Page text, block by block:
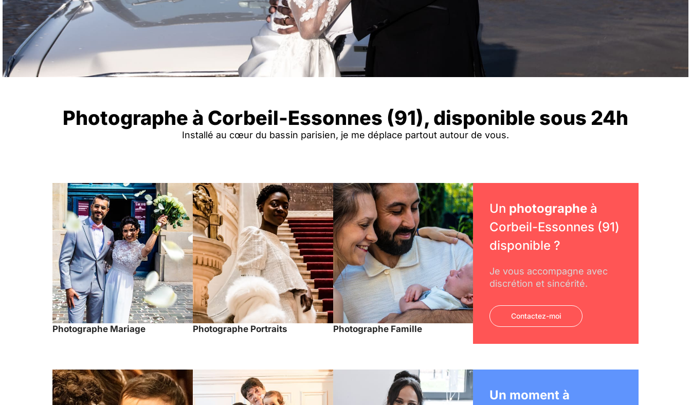
Photographe à Corbeil-Essonnes (91), disponible sous 24h
Installé au cœur du bassin parisien, je me déplace partout autour de vous.
Photographe Mariage Photographe Portraits Photographe Famille
Un photographe à
Corbeil-Essonnes (91)
disponible ?
Je vous accompagne avec
discrétion et sincérité.
Contactez-moi
Un moment à